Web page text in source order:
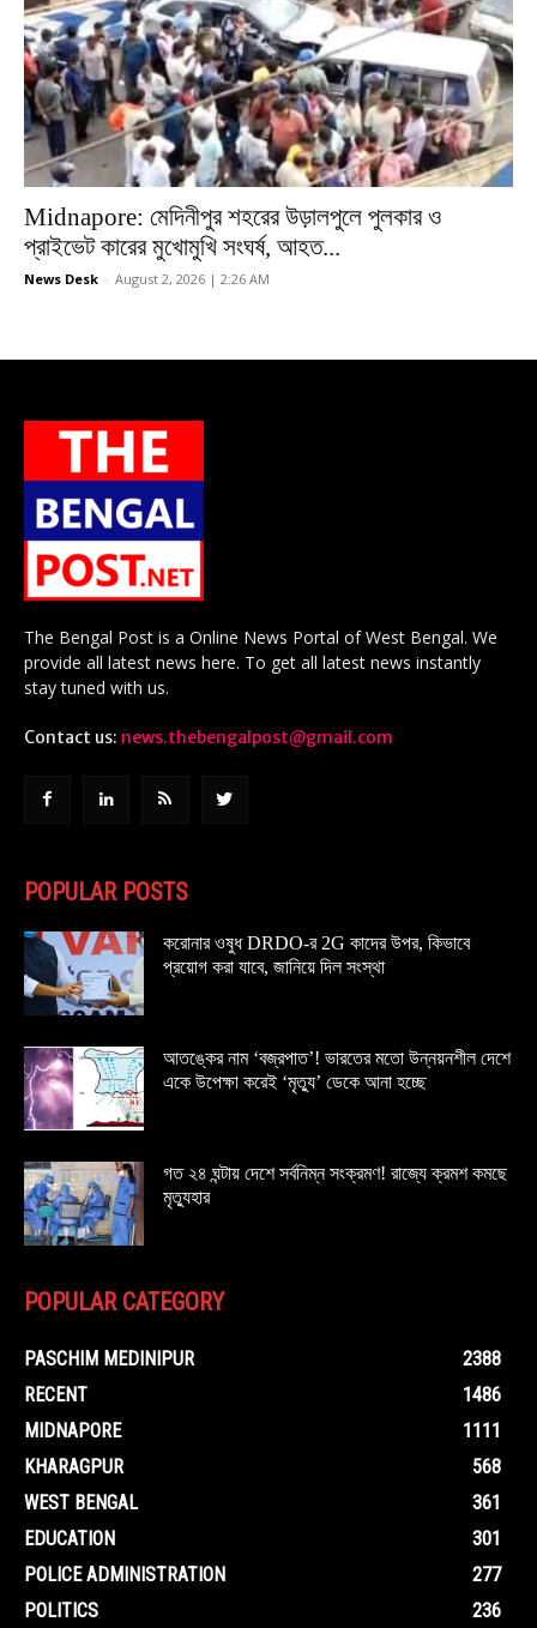
Midnapore: মেদিনীপুর শহরের উড়ালপুলে পুলকার ও
প্রাইভেট কারের মুখোমুখি সংঘর্ষ, আহত...
News Desk - August 2, 2026 | 2:26 AM
The Bengal Post is a Online News Portal of West Bengal. We
provide all latest news here. To get all latest news instantly
stay tuned with us.
Contact us: news.thebengalpost@gmail.com
POPULAR POSTS
করোনার ওষুধ DRDO-র 2G কাদের উপর, কিভাবে
প্রয়োগ করা যাবে, জানিয়ে দিল সংস্থা
আতঙ্কের নাম ‘বজ্রপাত’! ভারতের মতো উন্নয়নশীল দেশে
একে উপেক্ষা করেই ‘মৃত্যু’ ডেকে আনা হচ্ছে
গত ২৪ ঘন্টায় দেশে সর্বনিম্ন সংক্রমণ! রাজ্যে ক্রমশ কমছে
মৃত্যুহার
POPULAR CATEGORY
PASCHIM MEDINIPUR
2388
RECENT
1486
MIDNAPORE
1111
KHARAGPUR
568
WEST BENGAL
361
EDUCATION
301
POLICE ADMINISTRATION
277
POLITICS
236